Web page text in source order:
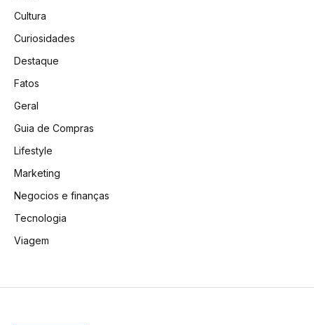
Cultura
Curiosidades
Destaque
Fatos
Geral
Guia de Compras
Lifestyle
Marketing
Negocios e finanças
Tecnologia
Viagem